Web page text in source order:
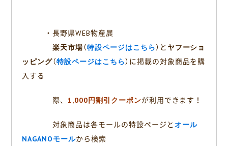
・長野県WEB物産展
楽天市場（特設ページはこちら）と ヤフーショ
ッピング（特設ページはこちら）に掲載の対象商品を購
入する
際、1,000円割引クーポンが利用できます！
対象商品は各モールの特設ページとオール
NAGANOモールから検索